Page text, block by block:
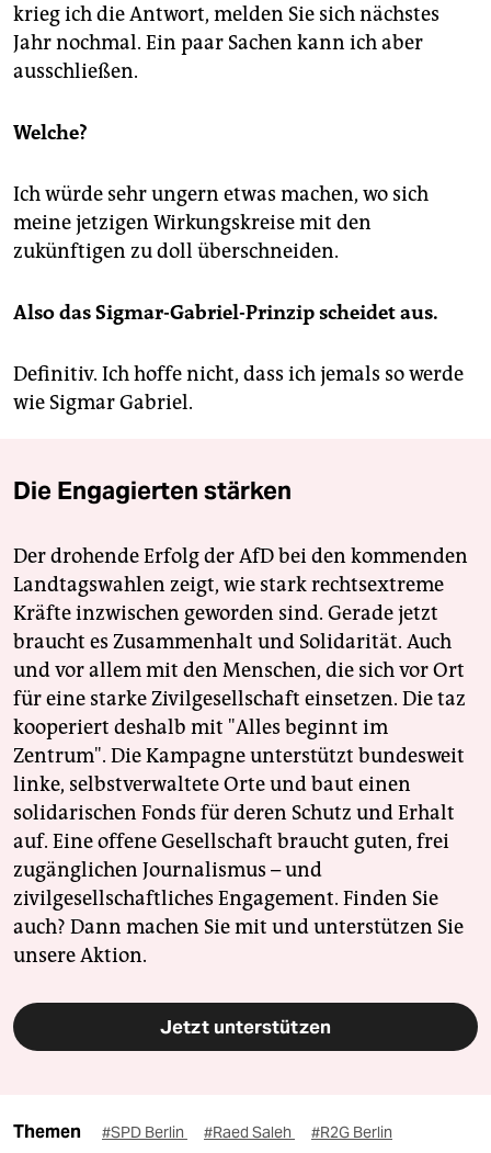
krieg ich die Antwort, melden Sie sich nächstes
Jahr nochmal. Ein paar Sachen kann ich aber
ausschließen.
Welche?
Ich würde sehr ungern etwas machen, wo sich
meine jetzigen Wirkungskreise mit den
zukünftigen zu doll überschneiden.
Also das Sigmar-Gabriel-Prinzip scheidet aus.
Definitiv. Ich hoffe nicht, dass ich jemals so werde
wie Sigmar Gabriel.
Die Engagierten stärken
Der drohende Erfolg der AfD bei den kommenden
Landtagswahlen zeigt, wie stark rechtsextreme
Kräfte inzwischen geworden sind. Gerade jetzt
braucht es Zusammenhalt und Solidarität. Auch
und vor allem mit den Menschen, die sich vor Ort
für eine starke Zivilgesellschaft einsetzen. Die taz
kooperiert deshalb mit "Alles beginnt im
Zentrum". Die Kampagne unterstützt bundesweit
linke, selbstverwaltete Orte und baut einen
solidarischen Fonds für deren Schutz und Erhalt
auf. Eine offene Gesellschaft braucht guten, frei
zugänglichen Journalismus – und
zivilgesellschaftliches Engagement. Finden Sie
auch? Dann machen Sie mit und unterstützen Sie
unsere Aktion.
Jetzt unterstützen
Themen #SPD Berlin #Raed Saleh #R2G Berlin